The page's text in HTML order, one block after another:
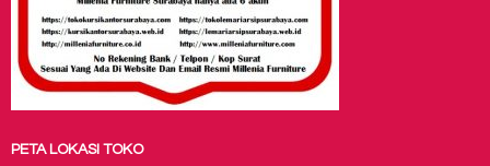
PETA LOKASI TOKO